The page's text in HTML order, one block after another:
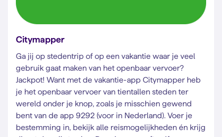
Citymapper
Ga jij op stedentrip of op een vakantie waar je veel
gebruik gaat maken van het openbaar vervoer?
Jackpot! Want met de vakantie-app Citymapper heb
je het openbaar vervoer van tientallen steden ter
wereld onder je knop, zoals je misschien gewend
bent van de app 9292 (voor in Nederland). Voer je
bestemming in, bekijk alle reismogelijkheden én krijg